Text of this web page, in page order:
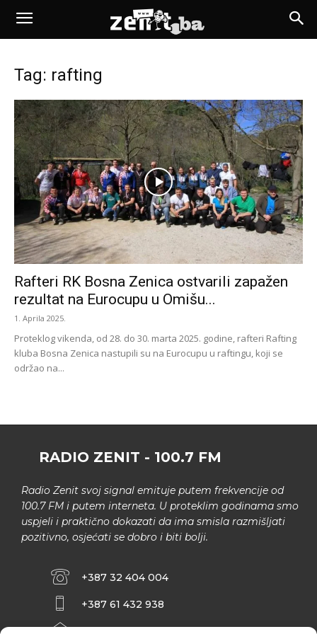
Tag: rafting
Rafteri RK Bosna Zenica ostvarili zapažen
rezultat na Eurocupu u Omišu...
1. Aprila 2025.
Proteklog vikenda, od 28. do 30. marta 2025. godine, rafteri Rafting
kluba Bosna Zenica nastupili su na Eurocupu u raftingu, koji se
održao na...
RADIO ZENIT - 100.7 FM
Radio Zenit svoj signal emituje putem frekvencije od
100.7 FM i putem interneta. U proteklim godinama smo
uspjeli i praktično dokazati da ima smisla razmišljati
pozitivno, osjećati se dobro i biti bolji.
+387 32 404 004
+387 61 432 938
INFO@ZENIT.BA